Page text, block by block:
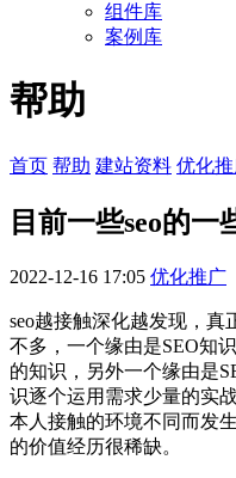
组件库
案例库
帮助
首页 帮助 建站资料 优化
目前一些seo的一
2022-12-16 17:05 优化推广
seo越接触深化越发现，真
不多，一个缘由是SEO知
的知识，另外一个缘由是
识逐个运用需求少量的实
本人接触的环境不同而发
的价值经历很稀缺。